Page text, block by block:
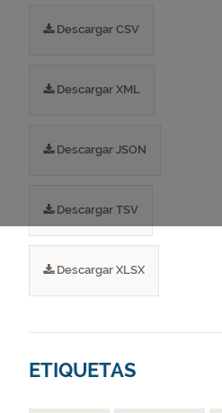
Descargar CSV
Descargar XML
Descargar JSON
Descargar TSV
Descargar XLSX
ETIQUETAS